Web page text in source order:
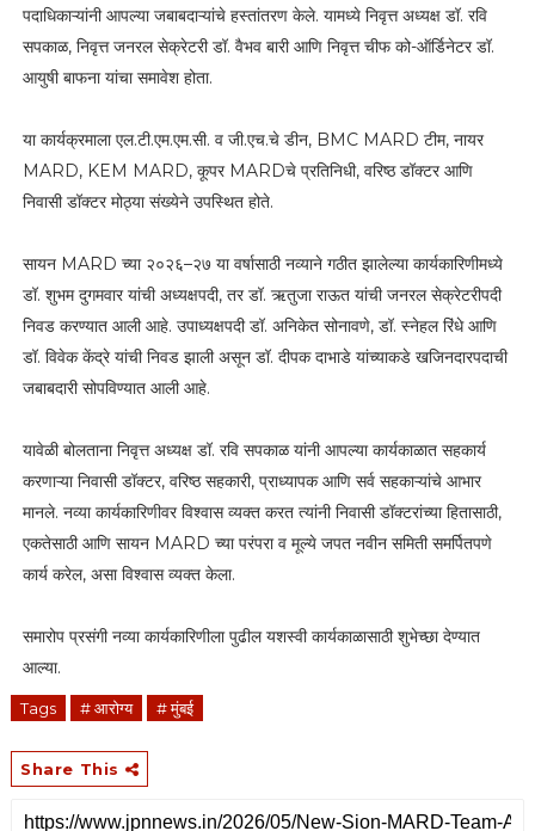
पदाधिकाऱ्यांनी आपल्या जबाबदाऱ्यांचे हस्तांतरण केले. यामध्ये निवृत्त अध्यक्ष डॉ. रवि
सपकाळ, निवृत्त जनरल सेक्रेटरी डॉ. वैभव बारी आणि निवृत्त चीफ को-ऑर्डिनेटर डॉ.
आयुषी बाफना यांचा समावेश होता.
या कार्यक्रमाला एल.टी.एम.एम.सी. व जी.एच.चे डीन, BMC MARD टीम, नायर
MARD, KEM MARD, कूपर MARDचे प्रतिनिधी, वरिष्ठ डॉक्टर आणि
निवासी डॉक्टर मोठ्या संख्येने उपस्थित होते.
सायन MARD च्या २०२६–२७ या वर्षासाठी नव्याने गठीत झालेल्या कार्यकारिणीमध्ये
डॉ. शुभम दुगमवार यांची अध्यक्षपदी, तर डॉ. ऋतुजा राऊत यांची जनरल सेक्रेटरीपदी
निवड करण्यात आली आहे. उपाध्यक्षपदी डॉ. अनिकेत सोनावणे, डॉ. स्नेहल रिंधे आणि
डॉ. विवेक केंद्रे यांची निवड झाली असून डॉ. दीपक दाभाडे यांच्याकडे खजिनदारपदाची
जबाबदारी सोपविण्यात आली आहे.
यावेळी बोलताना निवृत्त अध्यक्ष डॉ. रवि सपकाळ यांनी आपल्या कार्यकाळात सहकार्य
करणाऱ्या निवासी डॉक्टर, वरिष्ठ सहकारी, प्राध्यापक आणि सर्व सहकाऱ्यांचे आभार
मानले. नव्या कार्यकारिणीवर विश्वास व्यक्त करत त्यांनी निवासी डॉक्टरांच्या हितासाठी,
एकतेसाठी आणि सायन MARD च्या परंपरा व मूल्ये जपत नवीन समिती समर्पितपणे
कार्य करेल, असा विश्वास व्यक्त केला.
समारोप प्रसंगी नव्या कार्यकारिणीला पुढील यशस्वी कार्यकाळासाठी शुभेच्छा देण्यात
आल्या.
Tags # आरोग्य # मुंबई
Share This